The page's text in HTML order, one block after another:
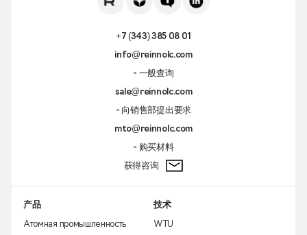
+7 (343) 385 08 01
info@reinnolc.com
- 一般查询
sale@reinnolc.com
- 向销售部提出要求
mto@reinnolc.com
- 购买材料
获得咨询
产品
Атомная промышленность
技术
WTU